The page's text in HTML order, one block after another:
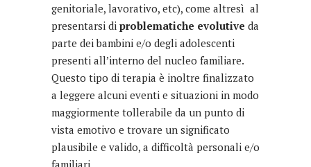
genitoriale, lavorativo, etc), come altresì al
presentarsi di problematiche evolutive da
parte dei bambini e/o degli adolescenti
presenti all’interno del nucleo familiare.
Questo tipo di terapia è inoltre finalizzato
a leggere alcuni eventi e situazioni in modo
maggiormente tollerabile da un punto di
vista emotivo e trovare un significato
plausibile e valido, a difficoltà personali e/o